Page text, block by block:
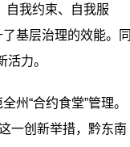
我约束、自我服
基层治理的效能。同
力。
“合约食堂”管理。
一创新举措，黔东南